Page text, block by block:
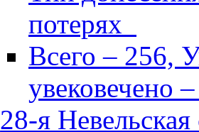
потерях
Всего – 256,
увековечено
28-я Невельская